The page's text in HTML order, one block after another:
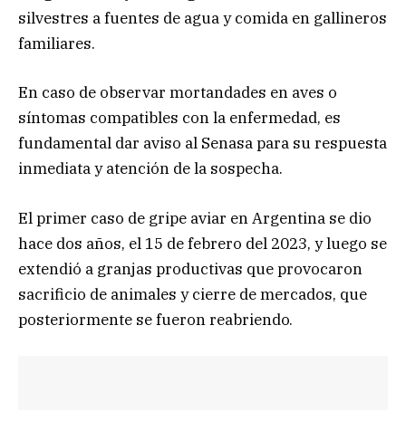
silvestres a fuentes de agua y comida en gallineros
familiares.
En caso de observar mortandades en aves o
síntomas compatibles con la enfermedad, es
fundamental dar aviso al Senasa para su respuesta
inmediata y atención de la sospecha.
El primer caso de gripe aviar en Argentina se dio
hace dos años, el 15 de febrero del 2023, y luego se
extendió a granjas productivas que provocaron
sacrificio de animales y cierre de mercados, que
posteriormente se fueron reabriendo.